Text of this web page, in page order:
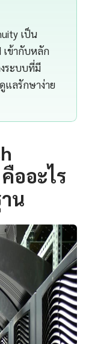
เป็น
เข้ากับหลัก
ระบบที่มี
แลรักษาง่าย
ออะไร
น